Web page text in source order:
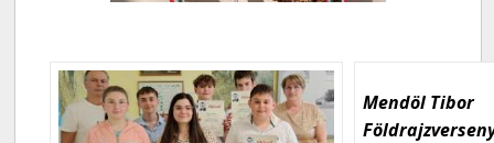
Mendöl Tibor